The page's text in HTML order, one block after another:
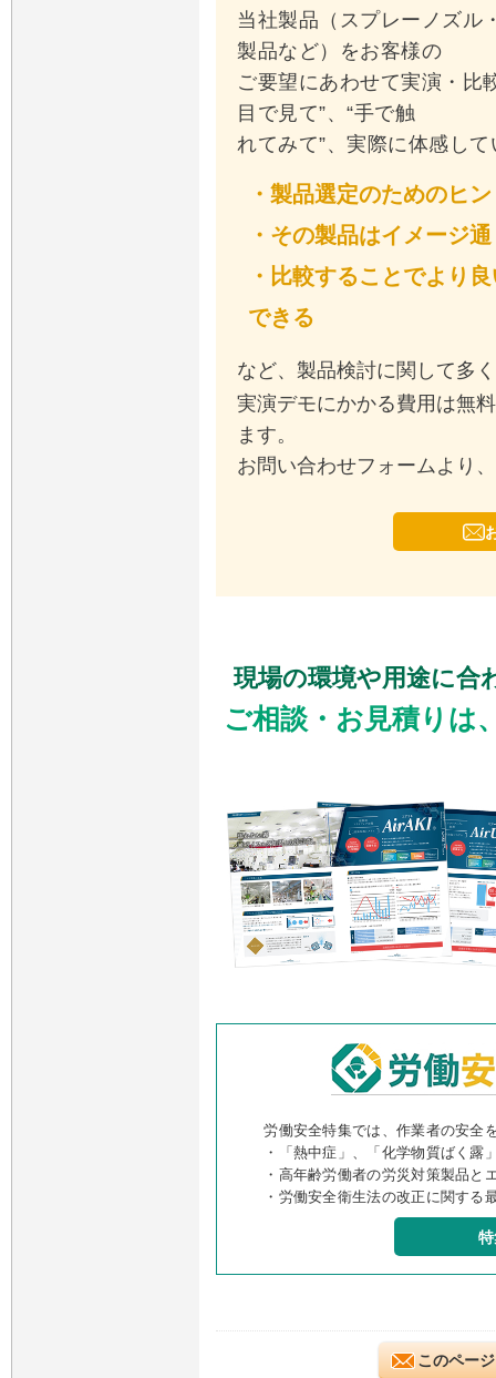
当社製品（スプレーノズル
製品など）をお客様の
ご要望にあわせて実演・比
目で見て”、“手で触
れてみて”、実際に体感し
・製品選定のためのヒ
・その製品はイメージ
・比較することでより
できる
など、製品検討に関して多
実演デモにかかる費用は無
ます。
お問い合わせフォームより
現場の環境や用途に合
ご相談・お見積りは
労働安全特集では、作業者の安全
・「熱中症」、「化学物質ばく露
・高年齢労働者の労災対策製品と
・労働安全衛生法の改正に関す
このペー